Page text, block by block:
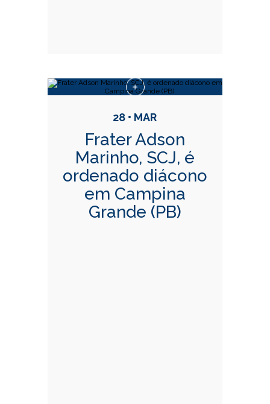
28 • MAR
Frater Adson
Marinho, SCJ, é
ordenado diácono
em Campina
Grande (PB)